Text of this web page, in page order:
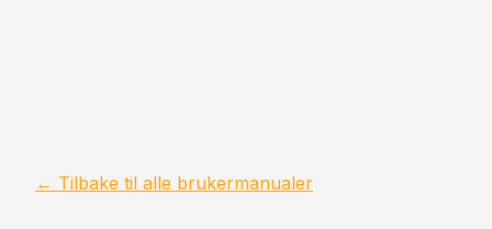
← Tilbake til alle brukermanualer